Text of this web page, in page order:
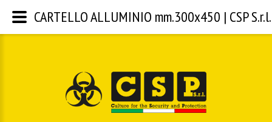
CARTELLO ALLUMINIO mm.300x450 | CSP S.r.l.